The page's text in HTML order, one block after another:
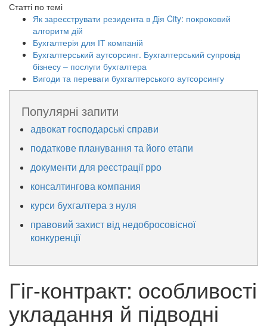
Статті по темі
Як зареєструвати резидента в Дія City: покроковий
алгоритм дій
Бухгалтерія для ІТ компаній
Бухгалтерський аутсорсинг. Бухгалтерський супровід
бізнесу – послуги бухгалтера
Вигоди та переваги бухгалтерського аутсорсингу
Популярні запити
адвокат господарські справи
податкове планування та його етапи
документи для реєстрації рро
консалтингова компания
курси бухгалтера з нуля
правовий захист від недобросовісної
конкуренції
Гіг-контракт: особливості
укладання й підводні